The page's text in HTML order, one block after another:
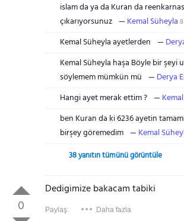
islam da ya da Kuran da
çıkarıyorsunuz
Kemal Süheyla
Kemal Süheyla ayetlerden
Kemal Süheyla haşa Böyle bir şeyi
söylemem mümkün mü
Derya
Hangi ayet merak ettim ?
ben Kuran da ki 6236 ayetin
birşey göremedim
Kemal
38 yanıtın tümünü görüntüle
0
Dedigimize bakacam tabiki
Paylaş: Daha fazla